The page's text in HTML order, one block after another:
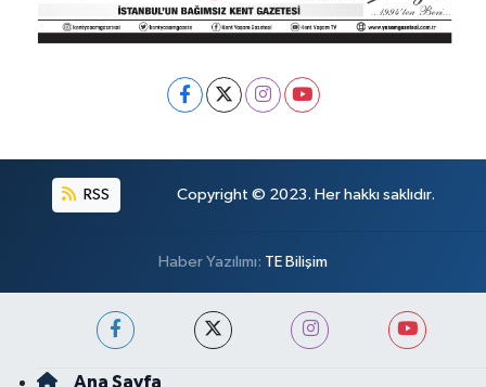
RSS Copyright © 2023. Her hakkı saklıdır.
Haber Yazılımı: TE Bilişim
Ana Sayfa